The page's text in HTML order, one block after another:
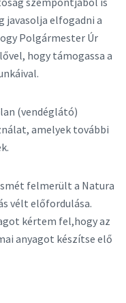
javasolja elfogadni a
Polgármester Úr
hogy támogassa a
(vendéglátó)
amelyek további
felmerült a Natura
vélt előfordulása.
kértem fel,hogy az
anyagot készítse elő